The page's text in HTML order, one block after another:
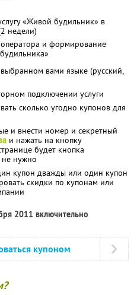
«Живой будильник» в
недели)
и формирование
вами языке (русский,
подключении услуги
сколько угодно купонов для
и внести номер и секретный
и нажать на кнопку
будет кнопка
не нужно
купон дважды или один купон
скидки по купонам или
2011 включительно
купоном